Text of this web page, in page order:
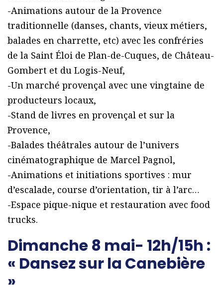
-Animations autour de la Provence
traditionnelle (danses, chants, vieux métiers,
balades en charrette, etc) avec les confréries
de la Saint Éloi de Plan-de-Cuques, de Château-
Gombert et du Logis-Neuf,
-Un marché provençal avec une vingtaine de
producteurs locaux,
-Stand de livres en provençal et sur la
Provence,
-Balades théâtrales autour de l’univers
cinématographique de Marcel Pagnol,
-Animations et initiations sportives : mur
d’escalade, course d’orientation, tir à l’arc…
-Espace pique-nique et restauration avec food
trucks.
Dimanche 8 mai- 12h/15h :
« Dansez sur la Canebière
»